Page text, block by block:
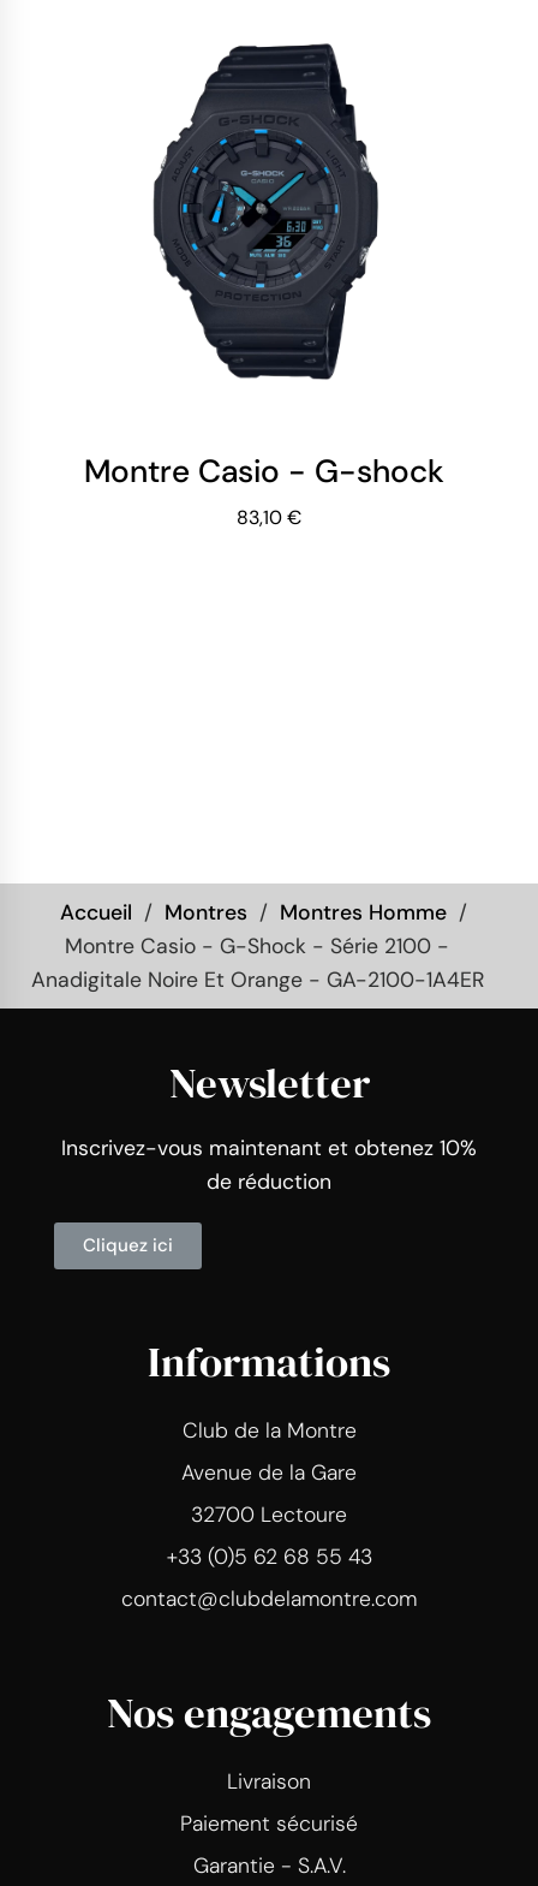
Montre Casio - G-shock -
83,10 €
Accueil Montres
Montres Homme
Montre Casio - G-Shock - Série 2100 -
Anadigitale Noire Et Orange - GA-2100-1A4ER
Newsletter
Inscrivez-vous maintenant et obtenez 10%
de réduction
Cliquez ici
Informations
Club de la Montre
Avenue de la Gare
32700 Lectoure
+33 (0)5 62 68 55 43
contact@clubdelamontre.com
Nos engagements
Livraison
Paiement sécurisé
Garantie - S.A.V.